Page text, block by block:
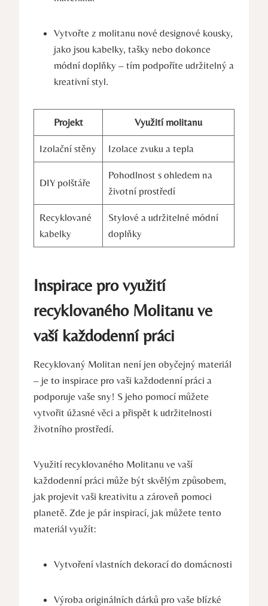
Vytvořte z molitanu nové designové kousky,
jako jsou kabelky, tašky nebo dokonce
módní doplňky – tím podpoříte udržitelný a
kreativní styl.
Projekt Využití molitanu
Izolační stěny Izolace zvuku a tepla
DIY polštáře
Pohodlnost s ohledem na
životní prostředí
Recyklované
kabelky
Stylové a udržitelné módní
doplňky
Inspirace pro využití
recyklovaného Molitanu ve
vaší každodenní práci
Recyklovaný Molitan není jen obyčejný materiál
– je to inspirace pro vaši každodenní práci a
podporuje vaše sny! S jeho pomocí můžete
vytvořit úžasné věci a přispět k udržitelnosti
životního prostředí.
Využití recyklovaného Molitanu ve vaší
každodenní práci může být skvělým způsobem,
jak projevit vaši kreativitu a zároveň pomoci
planetě. Zde je pár inspirací, jak můžete tento
materiál využít:
Vytvoření vlastních dekorací do domácnosti
Výroba originálních dárků pro vaše blízké